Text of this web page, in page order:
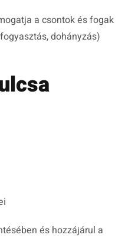
a csontok és fogak
dohányzás)
és hozzájárul a